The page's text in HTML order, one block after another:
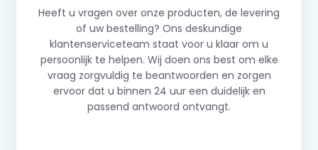
Heeft u vragen over onze producten, de levering
of uw bestelling? Ons deskundige
klantenserviceteam staat voor u klaar om u
persoonlijk te helpen. Wij doen ons best om elke
vraag zorgvuldig te beantwoorden en zorgen
ervoor dat u binnen 24 uur een duidelijk en
passend antwoord ontvangt.